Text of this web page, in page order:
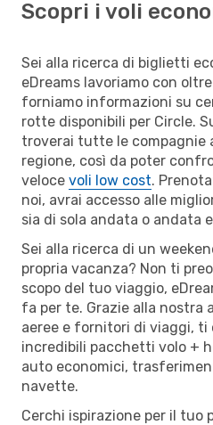
Scopri i voli
Sei alla ricerca di biglietti
eDreams lavoriamo con
forniamo informazioni su
rotte disponibili per Circle.
troverai tutte le compagnie
regione, così da poter
veloce voli low cost.
noi, avrai accesso alle
sia di sola andata o andata
Sei alla ricerca di un
propria vacanza? Non ti
scopo del tuo viaggio,
fa per te. Grazie alla nostra
aeree e fornitori di viaggi, ti
incredibili pacchetti volo +
auto economici,
navette.
Cerchi ispirazione per il tuo